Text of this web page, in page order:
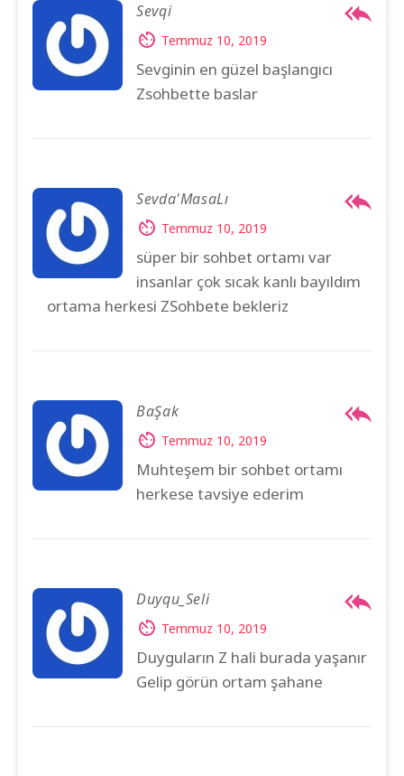
Sevqi
Temmuz 10, 2019
Sevginin en güzel başlangıcı
Zsohbette baslar
Sevda'MasaLı
Temmuz 10, 2019
süper bir sohbet ortamı var
insanlar çok sıcak kanlı bayıldım
ortama herkesi ZSohbete bekleriz
BaŞak
Temmuz 10, 2019
Muhteşem bir sohbet ortamı
herkese tavsiye ederim
Duyqu_Seli
Temmuz 10, 2019
Duyguların Z hali burada yaşanır
Gelip görün ortam şahane